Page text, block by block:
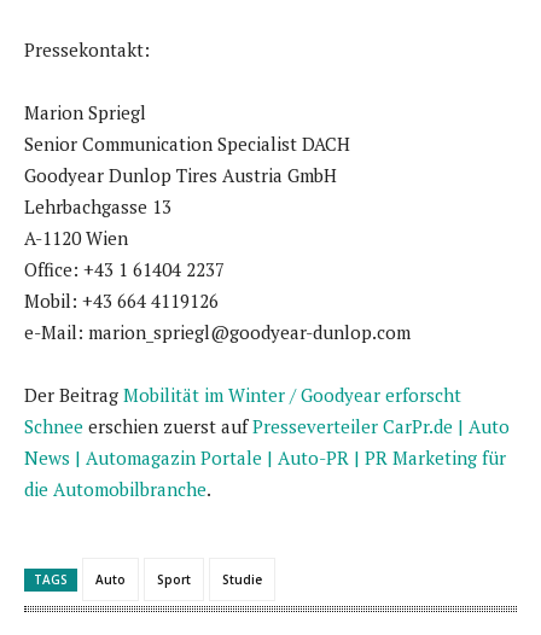
Pressekontakt:
Marion Spriegl
Senior Communication Specialist DACH
Goodyear Dunlop Tires Austria GmbH
Lehrbachgasse 13
A-1120 Wien
Office: +43 1 61404 2237
Mobil: +43 664 4119126
e-Mail: marion_spriegl@goodyear-dunlop.com
Der Beitrag Mobilität im Winter / Goodyear erforscht
Schnee erschien zuerst aufPresseverteiler CarPr.de | Auto
News | Automagazin Portale | Auto-PR | PR Marketing für
die Automobilbranche.
TAGS Auto Sport Studie